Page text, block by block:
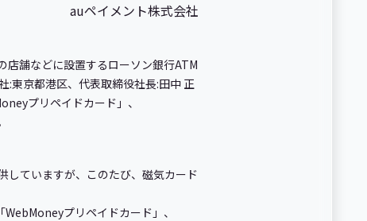
auペイメント株式会社
店舗などに設置するローソン銀行ATM
:東京都港区、代表取締役社長:田中 正
プリペイドカード」、
していますが、このたび、磁気カード
プリペイドカード」、